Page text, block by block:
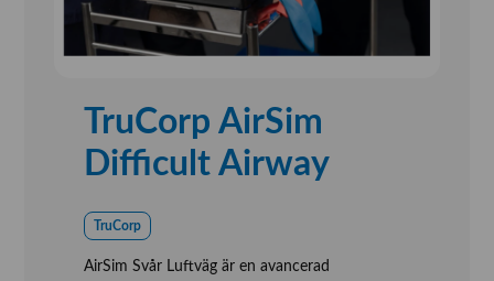
TruCorp AirSim
Difficult Airway
TruCorp
AirSim Svår Luftväg är en avancerad